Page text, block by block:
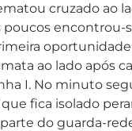
cruzado ao
poucos encontrou-
ao lado após
I. No minuto
fica isolado
do guarda-